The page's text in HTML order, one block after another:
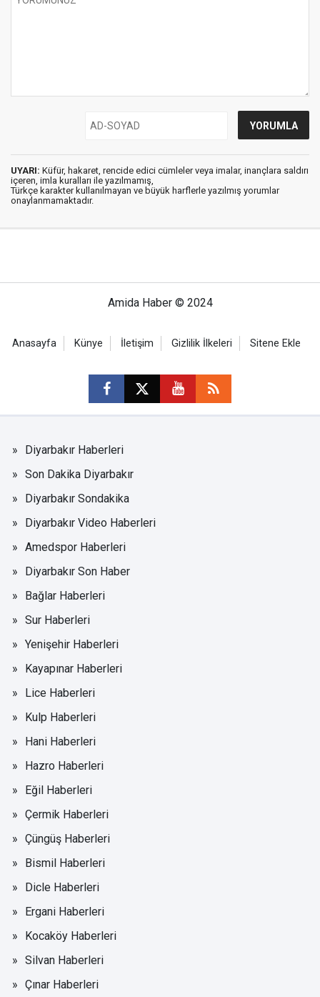
UYARI: Küfür, hakaret, rencide edici cümleler veya imalar, inançlara saldırı
içeren, imla kuralları ile yazılmamış,
Türkçe karakter kullanılmayan ve büyük harflerle yazılmış yorumlar
onaylanmamaktadır.
Amida Haber © 2024
Anasayfa Künye İletişim Gizlilik İlkeleri Sitene Ekle
Diyarbakır Haberleri
Son Dakika Diyarbakır
Diyarbakır Sondakika
Diyarbakır Video Haberleri
Amedspor Haberleri
Diyarbakır Son Haber
Bağlar Haberleri
Sur Haberleri
Yenişehir Haberleri
Kayapınar Haberleri
Lice Haberleri
Kulp Haberleri
Hani Haberleri
Hazro Haberleri
Eğil Haberleri
Çermik Haberleri
Çüngüş Haberleri
Bismil Haberleri
Dicle Haberleri
Ergani Haberleri
Kocaköy Haberleri
Silvan Haberleri
Çınar Haberleri